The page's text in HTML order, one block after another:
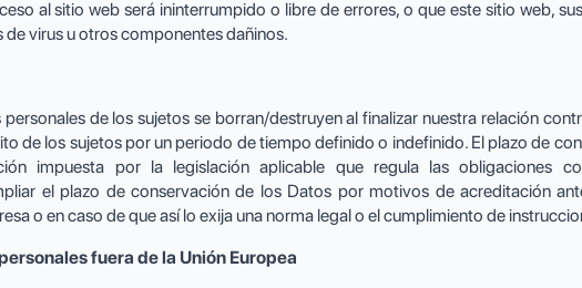
al sitio web será ininterrumpido o libre de errores, o que este sitio web,
virus u otros componentes dañinos.
de los sujetos se borran/destruyen al finalizar nuestra relación
de los sujetos por un periodo de tiempo definido o indefinido. El plazo de
impuesta por la legislación aplicable que regula las obligaciones
el plazo de conservación de los Datos por motivos de acreditación
o en caso de que así lo exija una norma legal o el cumplimiento de
fuera de la Unión Europea